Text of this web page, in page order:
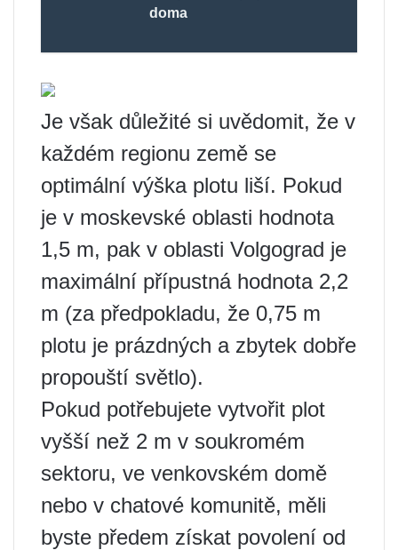
doma
Je však důležité si uvědomit, že v
každém regionu země se
optimální výška plotu liší. Pokud
je v moskevské oblasti hodnota
1,5 m, pak v oblasti Volgograd je
maximální přípustná hodnota 2,2
m (za předpokladu, že 0,75 m
plotu je prázdných a zbytek dobře
propouští světlo).
Pokud potřebujete vytvořit plot
vyšší než 2 m v soukromém
sektoru, ve venkovském domě
nebo v chatové komunitě, měli
byste předem získat povolení od